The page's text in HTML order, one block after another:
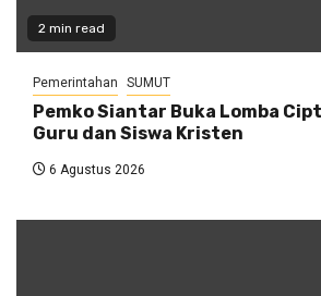
2 min read
Pemerintahan SUMUT
Pemko Siantar Buka Lomba
Guru dan Siswa Kristen
6 Agustus 2026